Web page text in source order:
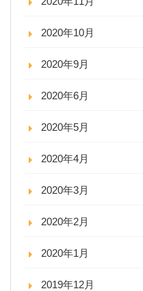
2020年10月
2020年9月
2020年6月
2020年5月
2020年4月
2020年3月
2020年2月
2020年1月
2019年12月